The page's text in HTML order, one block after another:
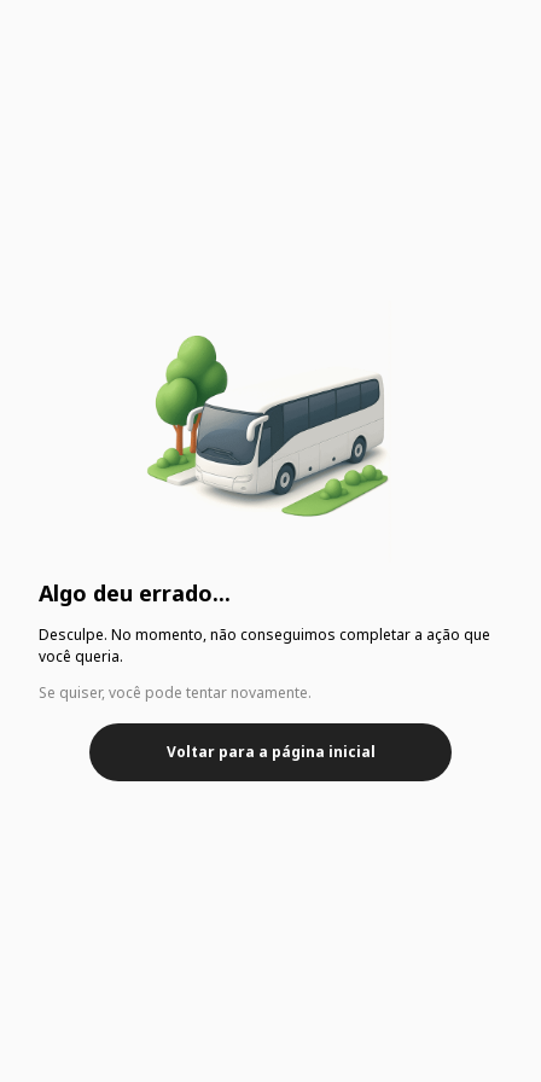
Algo deu errado...
Desculpe. No momento, não conseguimos completar a ação que
você queria.
Se quiser, você pode tentar novamente.
Voltar para a página inicial